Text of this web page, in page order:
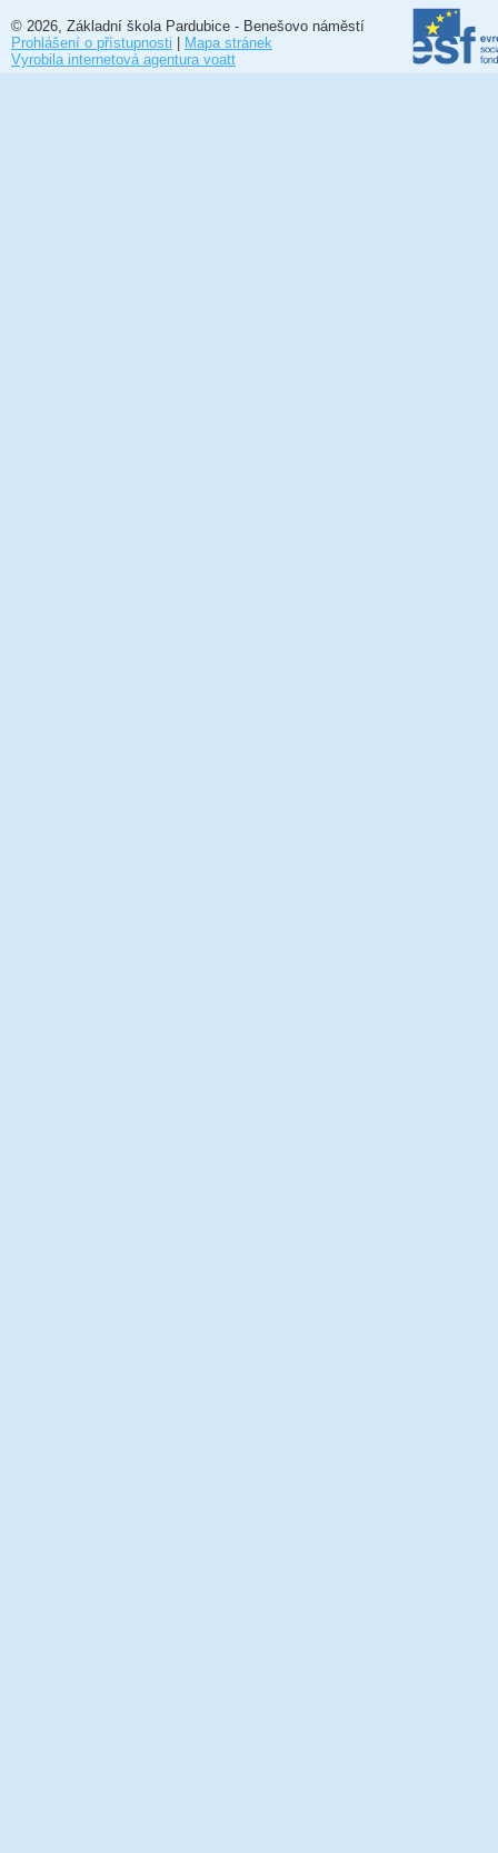
© 2026, Základní škola Pardubice - Benešovo náměstí
Prohlášení o přístupnosti | Mapa stránek
Vyrobila internetová agentura voatt